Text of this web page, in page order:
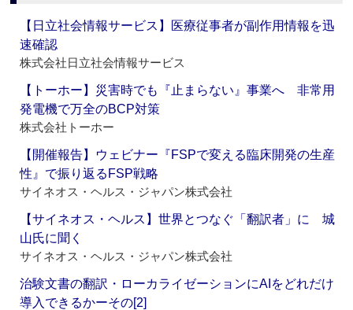
【日立社会情報サービス】医療従事者が副作用情報を迅
速確認
株式会社日立社会情報サービス
【トーホー】災害時でも『止まらない』事業へ 非常用
発電機で万全のBCP対策
株式会社トーホー
【開催報告】ウェビナー『FSPで変える臨床開発の生産
性』で振り返るFSP戦略
サイネオス・ヘルス・ジャパン株式会社
【サイネオス・ヘルス】世界とつなぐ「翻訳者」に 城
山氏に聞く
サイネオス・ヘルス・ジャパン株式会社
治験文書の翻訳・ローカライゼーションにAIをどれだけ
導入できるかーその[2]